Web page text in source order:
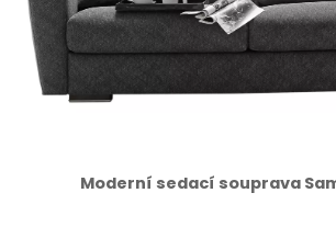
Moderní sedací souprava